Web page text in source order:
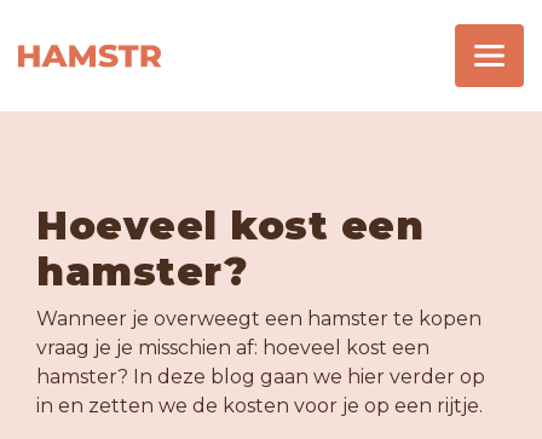
Hoeveel kost een
hamster?
Wanneer je overweegt een hamster te kopen
vraag je je misschien af: hoeveel kost een
hamster? In deze blog gaan we hier verder op
in en zetten we de kosten voor je op een rijtje.